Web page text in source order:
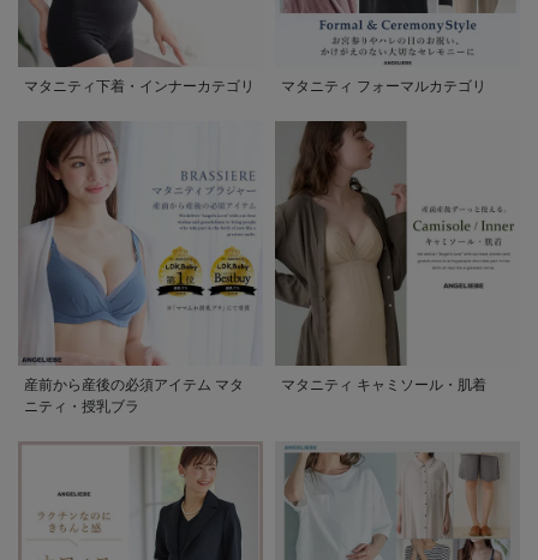
マタニティ下着・インナーカテゴリ マタニティ フォーマルカテゴリ
産前から産後の必須アイテム マタ
ニティ・授乳ブラ
マタニティ キャミソール・肌着